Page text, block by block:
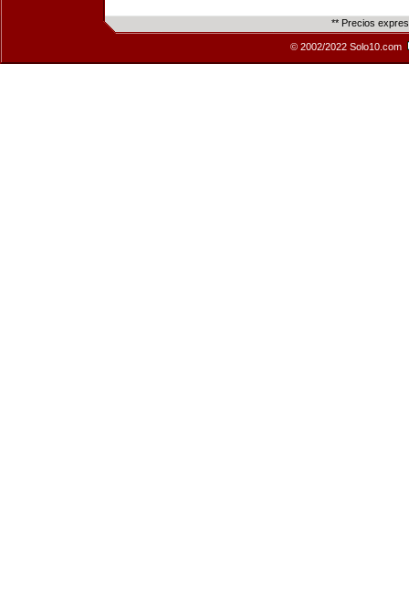
** Precios
© 2002/2022 Solo10.com